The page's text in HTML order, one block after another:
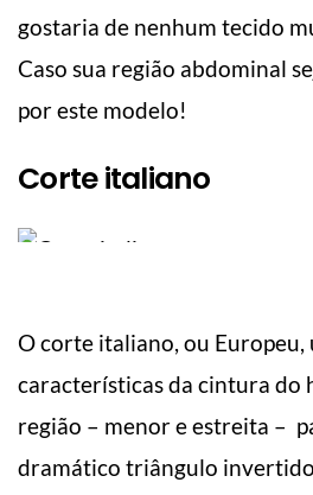
gostaria de nenhum tecido
Caso sua região abdominal
por este modelo!
Corte italiano
O corte italiano, ou Europeu,
características da cintura do
região – menor e estreita –
dramático triângulo